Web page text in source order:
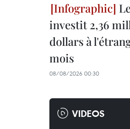
investit 2,36
dollars à
mois
08/08/2026 00:30
VIDEOS